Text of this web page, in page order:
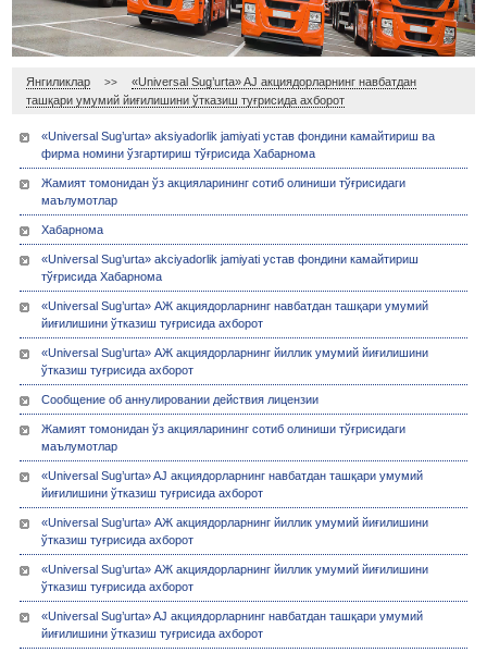
Янгиликлар >>
«Universal Sug’urta» AJ акциядорларнинг навбатдан
ташқари умумий йиғилишини ўтказиш туғрисида ахборот
«Universal Sug’urta» aksiyadorlik jamiyati устав фондини камайтириш ва
фирма номини ўзгартириш тўғрисида Хабарнома
Жамият томонидан ўз акцияларининг сотиб олиниши тўғрисидаги
маълумотлар
Хабарнома
«Universal Sug’urta» akciyadorlik jamiyati устав фондини камайтириш
тўғрисида Хабарнома
«Universal Sug’urta» АЖ акциядорларнинг навбатдан ташқари умумий
йиғилишини ўтказиш туғрисида ахборот
«Universal Sug’urta» АЖ акциядорларнинг йиллик умумий йиғилишини
ўтказиш туғрисида ахборот
Сообщение об аннулировании действия лицензии
Жамият томонидан ўз акцияларининг сотиб олиниши тўғрисидаги
маълумотлар
«Universal Sug’urta» AJ акциядорларнинг навбатдан ташқари умумий
йиғилишини ўтказиш туғрисида ахборот
«Universal Sug’urta» АЖ акциядорларнинг йиллик умумий йиғилишини
ўтказиш туғрисида ахборот
«Universal Sug’urta» АЖ акциядорларнинг йиллик умумий йиғилишини
ўтказиш туғрисида ахборот
«Universal Sug’urta» AJ акциядорларнинг навбатдан ташқари умумий
йиғилишини ўтказиш туғрисида ахборот